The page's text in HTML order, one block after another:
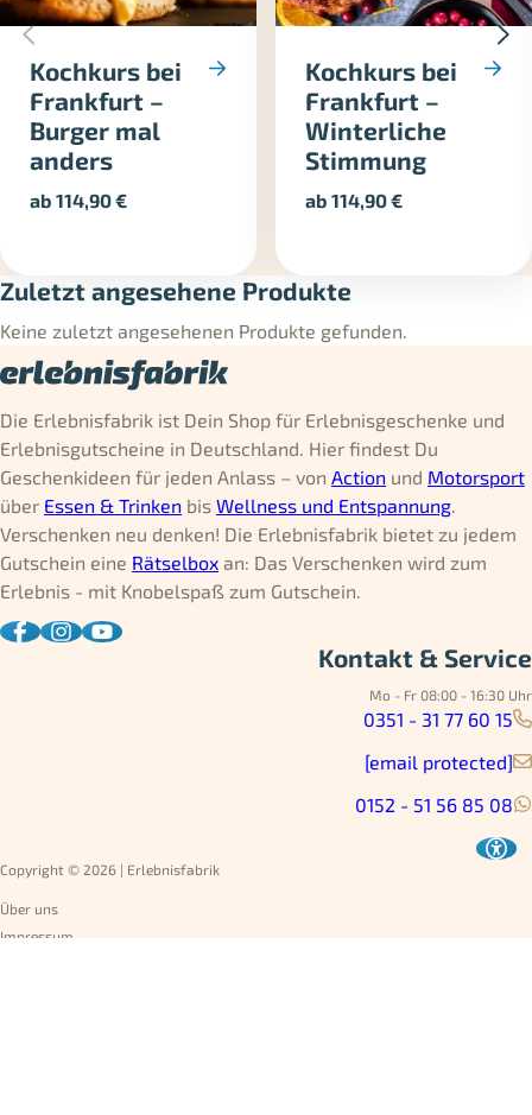
Kochkurs bei
Frankfurt –
Burger mal
anders
ab114,90€
Kochkurs bei
Frankfurt –
Winterliche
Stimmung
ab114,90€
Zuletzt angesehene Produkte
Keine zuletzt angesehenen Produkte gefunden.
Die Erlebnisfabrik ist Dein Shop für Erlebnisgeschenke und
Erlebnisgutscheine in Deutschland. Hier findest Du
Geschenkideen für jeden Anlass – von Action und Motorsport
über Essen & Trinken bis Wellness und Entspannung.
Verschenken neu denken! Die Erlebnisfabrik bietet zu jedem
Gutschein eine Rätselbox an: Das Verschenken wird zum
Erlebnis - mit Knobelspaß zum Gutschein.
Kontakt & Service
Mo - Fr 08:00 - 16:30 Uhr
0351 - 31 77 60 15
[email protected]
0152 - 51 56 85 08
Copyright © 2026 | Erlebnisfabrik
Über uns
Impressum